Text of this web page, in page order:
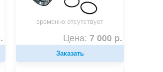
временно отсутствует
Цена: 7 000 р.
Заказать